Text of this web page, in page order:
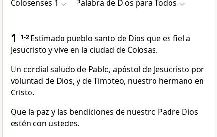
Colosenses 1 Palabra de Dios para Todos
1 1-2 Estimado pueblo santo de Dios que es fiel a
Jesucristo y vive en la ciudad de Colosas.
Un cordial saludo de Pablo, apóstol de Jesucristo por
voluntad de Dios, y de Timoteo, nuestro hermano en
Cristo.
Que la paz y las bendiciones de nuestro Padre Dios
estén con ustedes.